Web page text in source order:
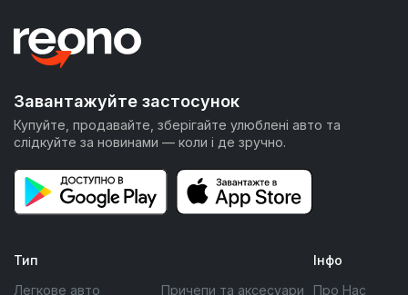
Завантажуйте застосунок
Купуйте, продавайте, зберігайте улюблені авто та
слідкуйте за новинами — коли і де зручно.
Тип
Легкове авто
Причепи та аксесуари
Інфо
Про Нас